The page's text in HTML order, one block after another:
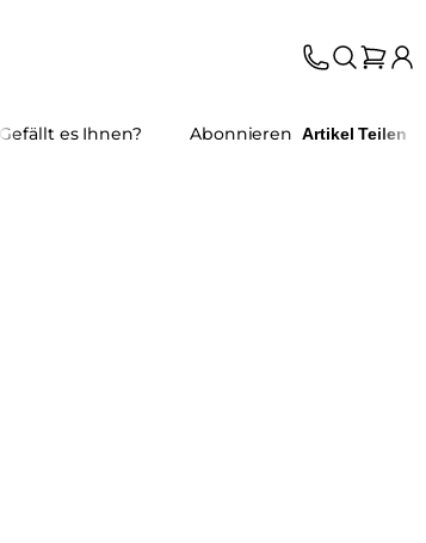
Gefällt es Ihnen? Abonnieren Artikel Teilen